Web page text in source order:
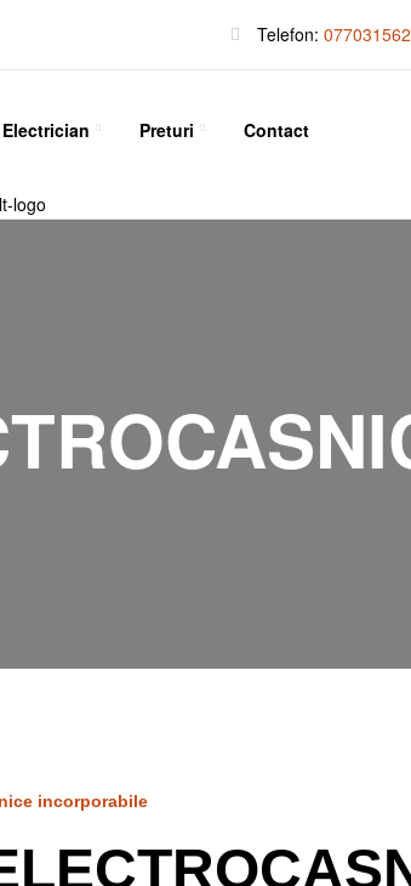
Telefon:
Electrician Preturi Contact
incorporabile